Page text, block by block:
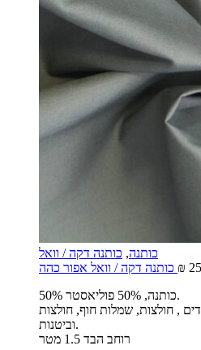
כותנה, כותנה דקה / וואל
₪
50% כותנה, 50% פוליאסטר.
, חולצות, שמלות חוף, חולצות
וביטנות.
רוחב הבד 1.5 מטר